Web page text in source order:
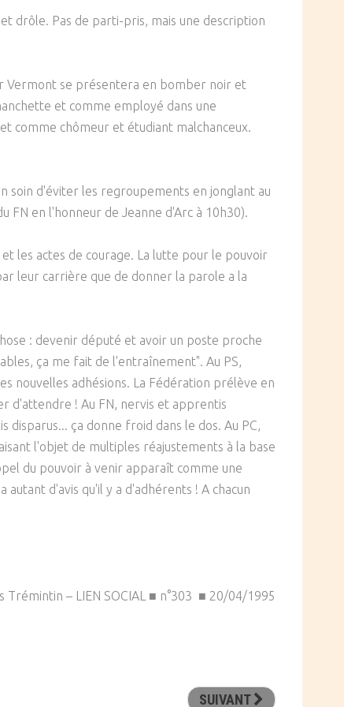
drôle. Pas de parti-pris, mais une description
Vermont se présentera en bomber noir et
et comme employé dans une
comme chômeur et étudiant malchanceux.
soin d'éviter les regroupements en jonglant au
FN en l'honneur de Jeanne d'Arc à 10h30).
les actes de courage. La lutte pour le pouvoir
leur carrière que de donner la parole a la
: devenir député et avoir un poste proche
ça me fait de l'entraînement". Au PS,
nouvelles adhésions. La Fédération prélève en
d'attendre ! Au FN, nervis et apprentis
ça donne froid dans le dos. Au PC,
l'objet de multiples réajustements à la base
du pouvoir à venir apparaît comme une
d'avis qu'il y a d'adhérents ! A chacun
Trémintin – LIEN SOCIAL ■ n°303 ■ 20/04/1995
SUIVANT